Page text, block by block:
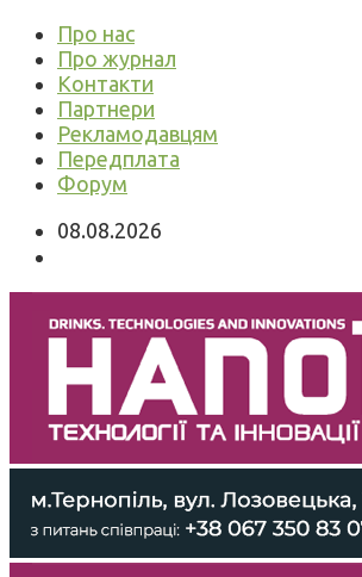
Про нас
Про журнал
Контакти
Партнери
Рекламодавцям
Передплата
Форум
08.08.2026